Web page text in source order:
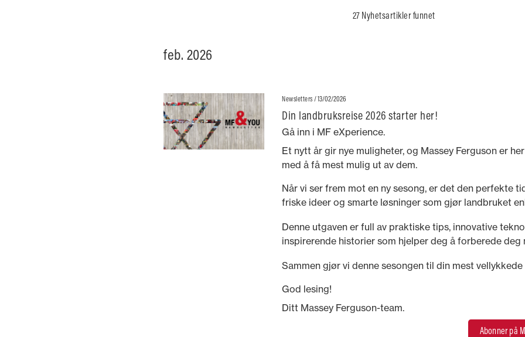
27 Nyhetsartikler funnet
feb. 2026
Newsletters / 13/02/2026
Din landbruksreise 2026 starter her!
Gå inn i MF eXperience.
Et nytt år gir nye muligheter, og Massey Ferguson er
med å få mest mulig ut av dem.
Når vi ser frem mot en ny sesong, er det den perfekte
friske ideer og smarte løsninger som gjør landbruket
Denne utgaven er full av praktiske tips, innovative
inspirerende historier som hjelper deg å forberede deg
Sammen gjør vi denne sesongen til din mest
God lesing!
Ditt Massey Ferguson-team.
Abonner på